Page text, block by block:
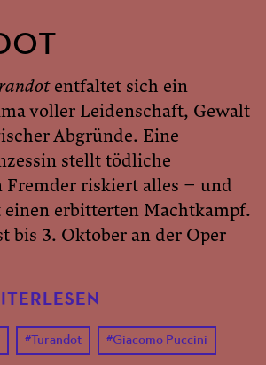
entfaltet sich ein
voller Leidenschaft, Gewalt
Abgründe. Eine
stellt tödliche
Fremder riskiert alles – und
erbitterten Machtkampf.
bis 3. Oktober an der Oper
# Turandot #Giacomo Puccini